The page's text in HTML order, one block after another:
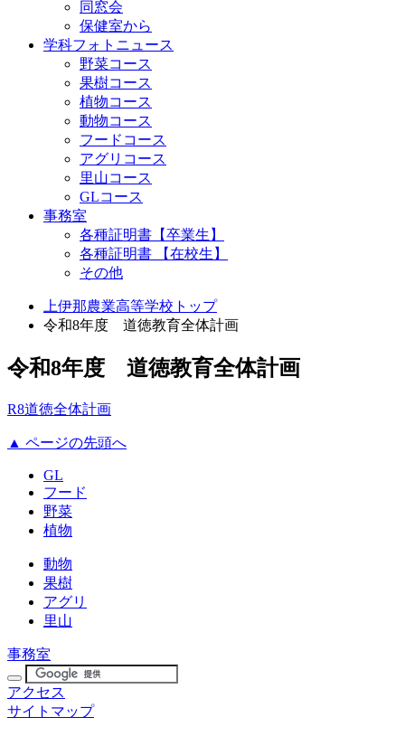
同窓会
保健室から
学科フォトニュース
野菜コース
果樹コース
植物コース
動物コース
フードコース
アグリコース
里山コース
GLコース
事務室
各種証明書【卒業生】
各種証明書 【在校生】
その他
上伊那農業高等学校トップ
令和8年度 道徳教育全体計画
令和8年度 道徳教育全体計画
R8道徳全体計画
▲ ページの先頭へ
GL
フード
野菜
植物
動物
果樹
アグリ
里山
事務室
アクセス
サイトマップ